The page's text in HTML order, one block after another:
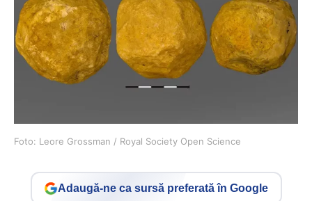
Foto: Leore Grossman / Royal Society Open Science
Adaugă-ne ca sursă preferată în Google